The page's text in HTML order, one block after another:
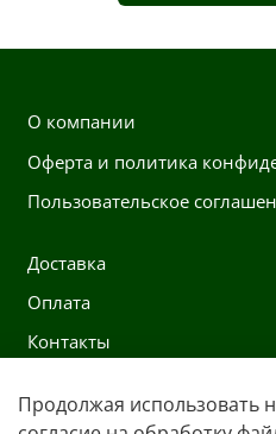
О компании
Оферта и политика
Пользовательское
Доставка
Оплата
Контакты
Контакты
Продолжая использовать